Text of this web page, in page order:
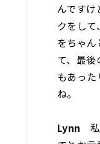
んです
クをし
をちゃ
て、最
もあっ
ね。
Lynn